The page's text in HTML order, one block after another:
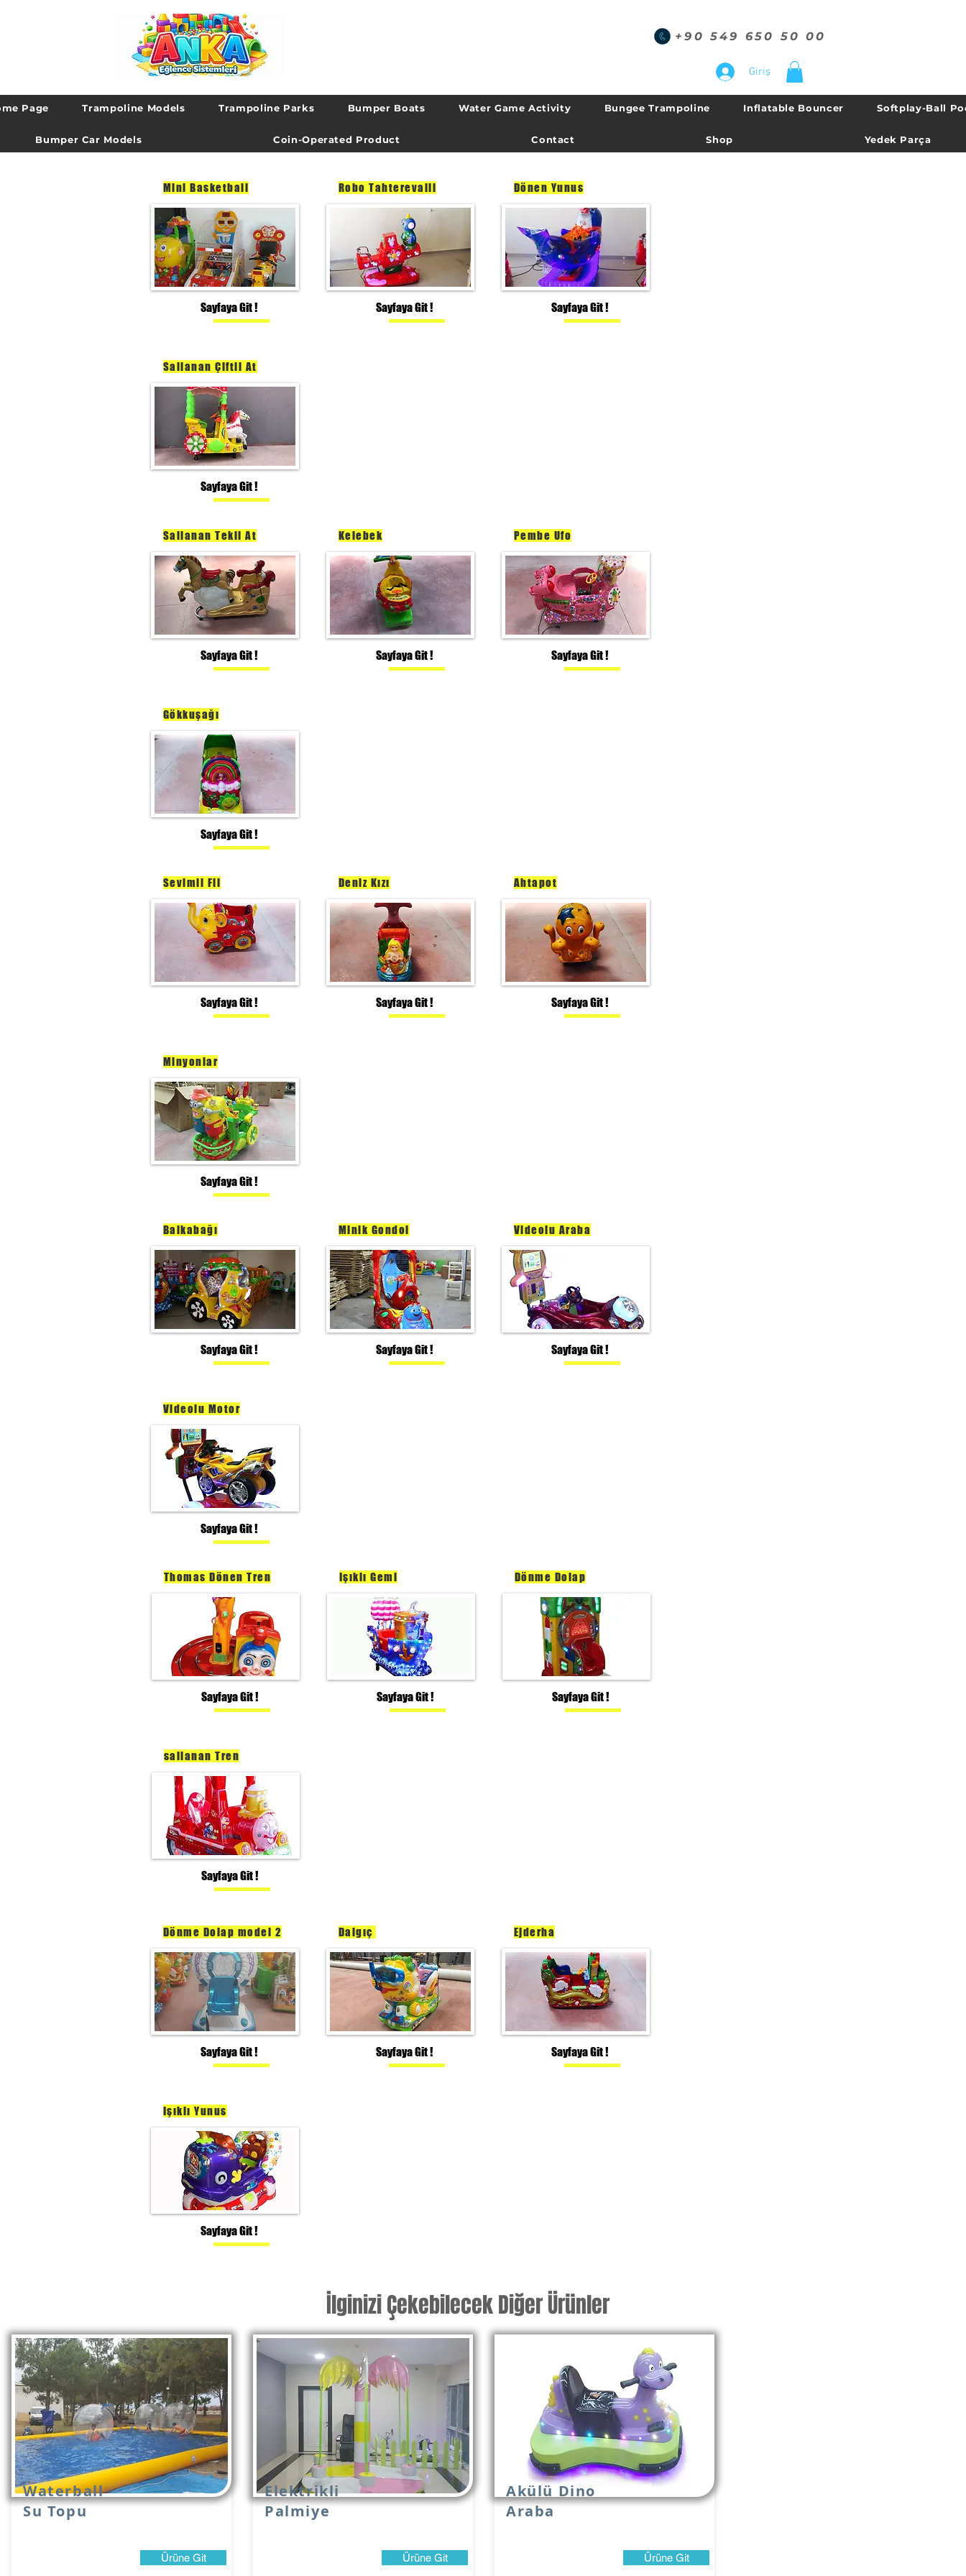
+90 549 650 50 00
Giriş
Page Trampoline Models Trampoline Parks Bumper Boats Water Game Activity Bungee Trampoline Inflatable Bouncer Softplay-Ball
Bumper Car Models Coin-Operated Product Contact Shop Yedek Parça
Mini Basketball
Sayfaya Git !
Robo Tahterevalli
Sayfaya Git !
Dönen Yunus
Sayfaya Git !
Sallanan Çiftli At
Sayfaya Git !
Sallanan Tekli At
Sayfaya Git !
Kelebek
Sayfaya Git !
Pembe Ufo
Sayfaya Git !
Gökkuşağı
Sayfaya Git !
Sevimli Fil
Sayfaya Git !
Deniz Kızı
Sayfaya Git !
Ahtapot
Sayfaya Git !
Minyonlar
Sayfaya Git !
Balkabağı
Sayfaya Git !
Minik Gondol
Sayfaya Git !
Videolu Araba
Sayfaya Git !
Videolu Motor
Sayfaya Git !
Thomas Dönen Tren
Sayfaya Git !
Işıklı Gemi
Sayfaya Git !
Dönme Dolap
Sayfaya Git !
sallanan Tren
Sayfaya Git !
Dönme Dolap model 2
Sayfaya Git !
Dalgıç
Sayfaya Git !
Ejderha
Sayfaya Git !
Işıklı Yunus
Sayfaya Git !
İlginizi Çekebilecek Diğer Ürünler
Waterball
Su Topu
Ürüne Git
Elektrikli
Palmiye
Ürüne Git
Akülü Dino
Araba
Ürüne Git